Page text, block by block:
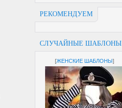
РЕКОМЕНДУЕМ
СЛУЧАЙНЫЕ ШАБЛОНЫ
[ЖЕНСКИЕ ШАБЛОНЫ]